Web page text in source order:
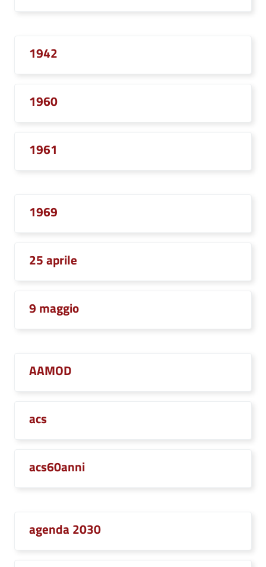
1942
1960
1961
1969
25 aprile
9 maggio
AAMOD
acs
acs60anni
agenda 2030